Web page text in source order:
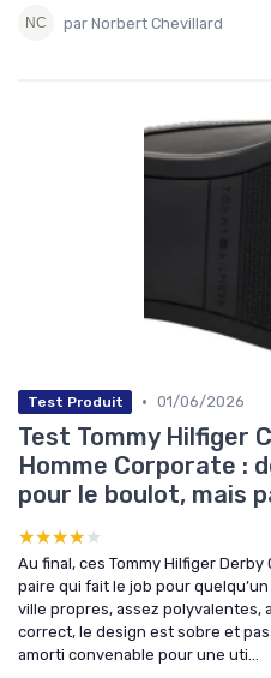
par Norbert Chevillard
Test Produit • 01/06/2026
Test Tommy Hilfiger
Homme Corporate :
pour le boulot, mais
★★★★★
★★★★★
Au final, ces Tommy Hilfiger
paire qui fait le job pour
ville propres, assez polyvalentes,
correct, le design est sobre et
amorti convenable pour une uti...